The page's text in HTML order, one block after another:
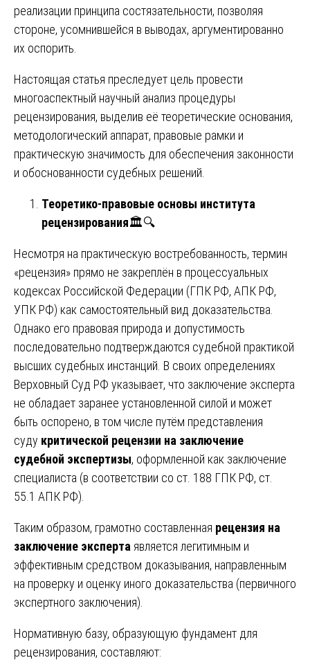
реализации принципа состязательности, позволяя
стороне, усомнившейся в выводах, аргументированно
их оспорить.
Настоящая статья преследует цель провести
многоаспектный научный анализ процедуры
рецензирования, выделив её теоретические основания,
методологический аппарат, правовые рамки и
практическую значимость для обеспечения законности
и обоснованности судебных решений.
Теоретико-правовые основы института
рецензирования🏛️🔍
Несмотря на практическую востребованность, термин
«рецензия» прямо не закреплён в процессуальных
кодексах Российской Федерации (ГПК РФ, АПК РФ,
УПК РФ) как самостоятельный вид доказательства.
Однако его правовая природа и допустимость
последовательно подтверждаются судебной практикой
высших судебных инстанций. В своих определениях
Верховный Суд РФ указывает, что заключение эксперта
не обладает заранее установленной силой и может
быть оспорено, в том числе путём представления
суду критической рецензии на заключение
судебной экспертизы, оформленной как заключение
специалиста (в соответствии со ст. 188 ГПК РФ, ст.
55.1 АПК РФ).
Таким образом, грамотно составленная рецензия на
заключение эксперта является легитимным и
эффективным средством доказывания, направленным
на проверку и оценку иного доказательства (первичного
экспертного заключения).
Нормативную базу, образующую фундамент для
рецензирования, составляют: